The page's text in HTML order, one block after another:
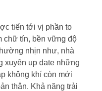
tiến tới vị phần to
chữ tín, bền vững độ
nhịn như, nhà
xuyên up date những
không khí còn mới
thân. Khả năng trải